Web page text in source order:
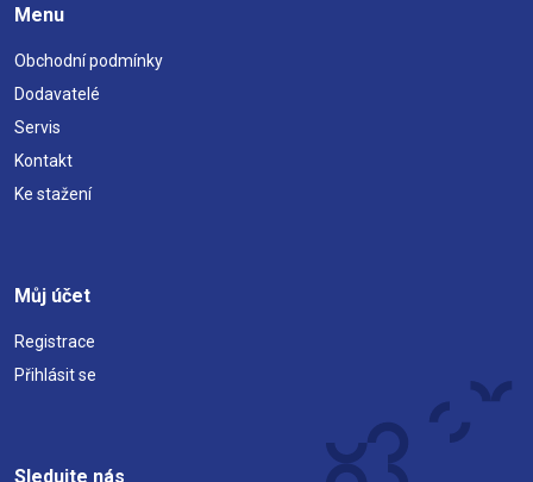
Menu
Obchodní podmínky
Dodavatelé
Servis
Kontakt
Ke stažení
Můj účet
Registrace
Přihlásit se
Sledujte nás